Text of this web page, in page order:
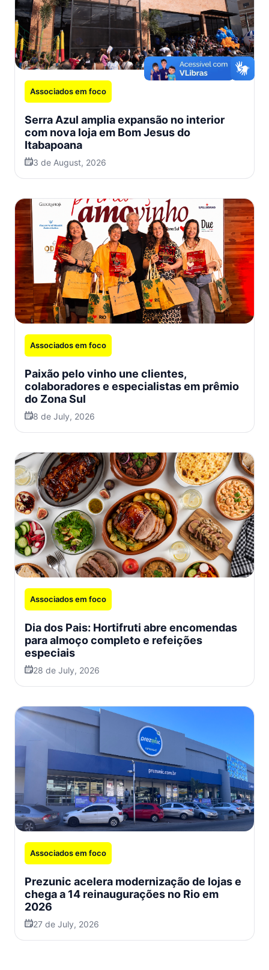
Associados em foco
Serra Azul amplia expansão no interior
com nova loja em Bom Jesus do
Itabapoana
3 de August, 2026
Associados em foco
Paixão pelo vinho une clientes,
colaboradores e especialistas em prêmio
do Zona Sul
8 de July, 2026
Associados em foco
Dia dos Pais: Hortifruti abre encomendas
para almoço completo e refeições
especiais
28 de July, 2026
Associados em foco
Prezunic acelera modernização de lojas e
chega a 14 reinaugurações no Rio em
2026
27 de July, 2026